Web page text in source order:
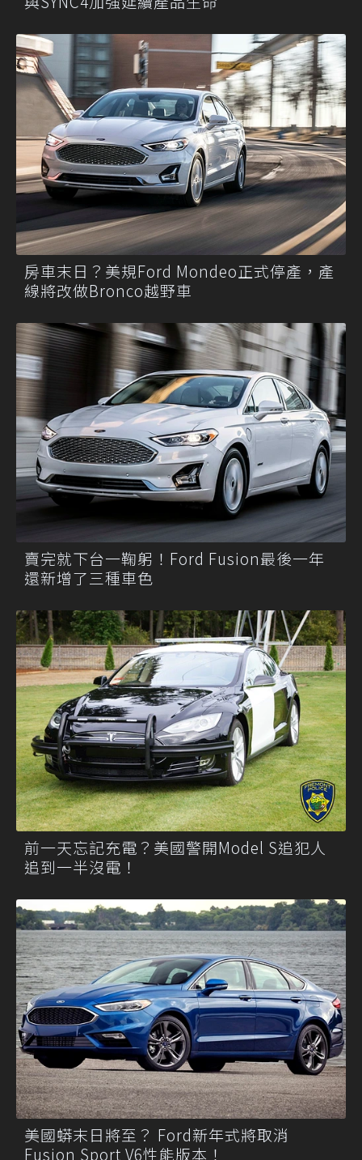
房車末日？美規Ford Mondeo正式停產，產
線將改做Bronco越野車
賣完就下台一鞠躬！Ford Fusion最後一年
還新增了三種車色
前一天忘記充電？美國警開Model S追犯人
追到一半沒電！
美國蟒末日將至？ Ford新年式將取消
Fusion Sport V6性能版本！